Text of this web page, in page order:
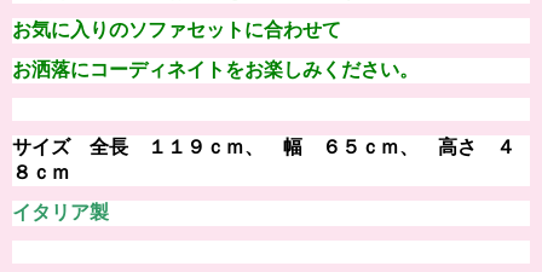
お気に入りのソファセットに合わせて
お洒落にコーディネイトをお楽しみください。
サイズ 全長 １１９ｃｍ、 幅 ６５ｃｍ、 高さ ４
８ｃｍ
イタリア製